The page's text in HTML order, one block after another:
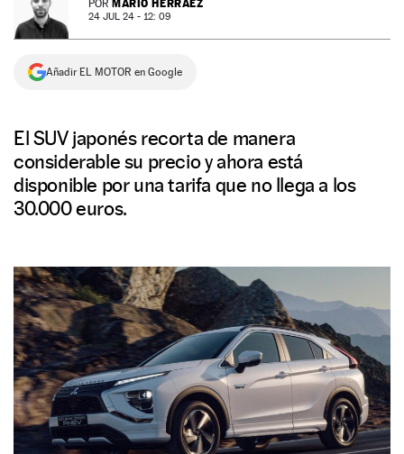
NEWSLETTER
SÍGUENOS
POR MARIO HERRÁEZ
24 JUL 24 - 12: 09
Añadir EL MOTOR en Google
El SUV japonés recorta de manera
considerable su precio y ahora está
disponible por una tarifa que no llega a los
30.000 euros.